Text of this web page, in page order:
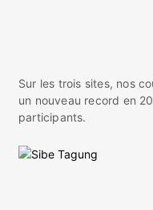
Sur les trois sites, nos
un nouveau record en
participants.